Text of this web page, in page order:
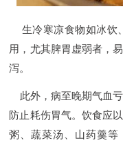
生冷寒凉食物如冰饮
用，尤其脾胃虚弱者，
泻。
此外，病至晚期气血亏
防止耗伤胃气。饮食应
粥、蔬菜汤、山药羹等